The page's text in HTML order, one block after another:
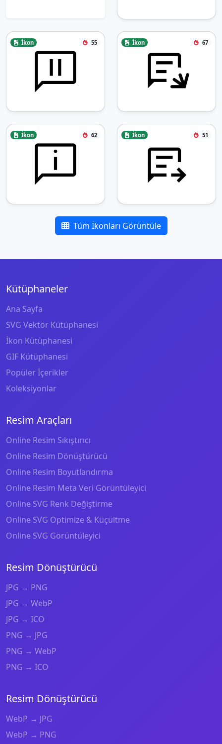
İkon 55 İkon 67
İkon 62 İkon 51
Tüm İkonları Görüntüle
Kütüphaneler
Ana Sayfa
SVG Vektör Kütüphanesi
İkon Kütüphanesi
GIF Kütüphanesi
Popüler İçerikler
Koleksiyonlar
Resim Araçları
Online Resim Sıkıştırıcı
Online Resim Dönüştürücü
Online Resim Boyutlandırma
Online Resim Meta Veri Görüntüleyici
Online SVG Renk Değiştirme
Online SVG Optimize & Küçültme
Online SVG Görüntüleyici
Resim Dönüştürücü
JPG → PNG
JPG → WebP
JPG → ICO
PNG → JPG
PNG → WebP
PNG → ICO
Resim Dönüştürücü
WebP → JPG
WebP → PNG